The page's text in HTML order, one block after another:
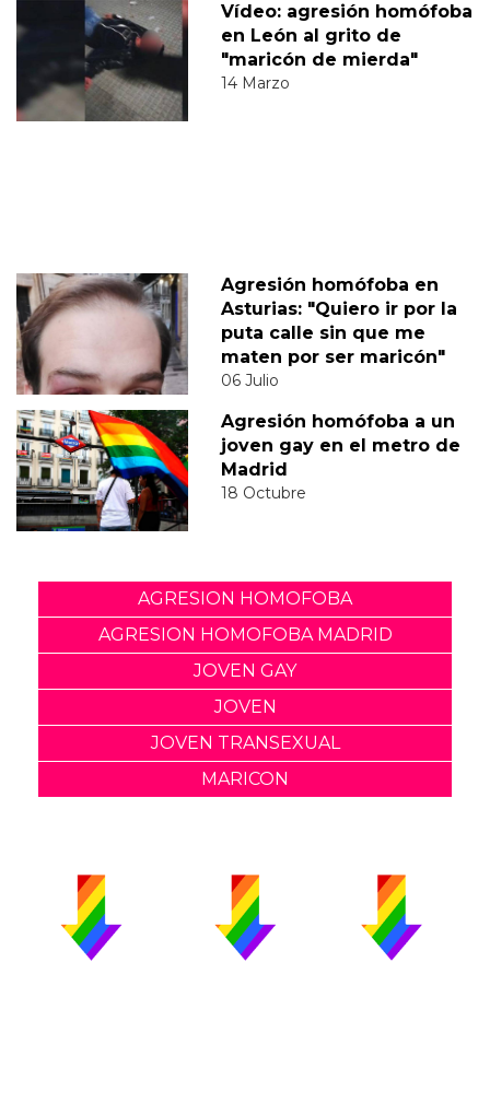
Vídeo: agresión homófoba
en León al grito de
"maricón de mierda"
14 Marzo
Agresión homófoba en
Asturias: "Quiero ir por la
puta calle sin que me
maten por ser maricón"
06 Julio
Agresión homófoba a un
joven gay en el metro de
Madrid
18 Octubre
AGRESION HOMOFOBA
AGRESION HOMOFOBA MADRID
JOVEN GAY
JOVEN
JOVEN TRANSEXUAL
MARICON